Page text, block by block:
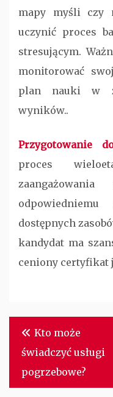
mapy myśli czy
uczynić proces
stresującym.
monitorować
plan nauki w
wyników..
Przygotowanie
proces
odpowiedniemu
dostępnych
kandydat ma
ceniony certyfikat
Nawigacja
wpisu
Kto może
świadczyć usługi
pogrzebowe?